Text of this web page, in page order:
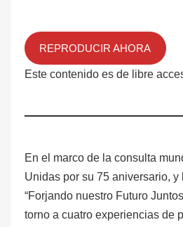
REPRODUCIR AHORA
Este contenido es de libre
En el marco de la consulta
Unidas por su 75 aniversario, y
“Forjando nuestro Futuro
torno a cuatro experiencias de